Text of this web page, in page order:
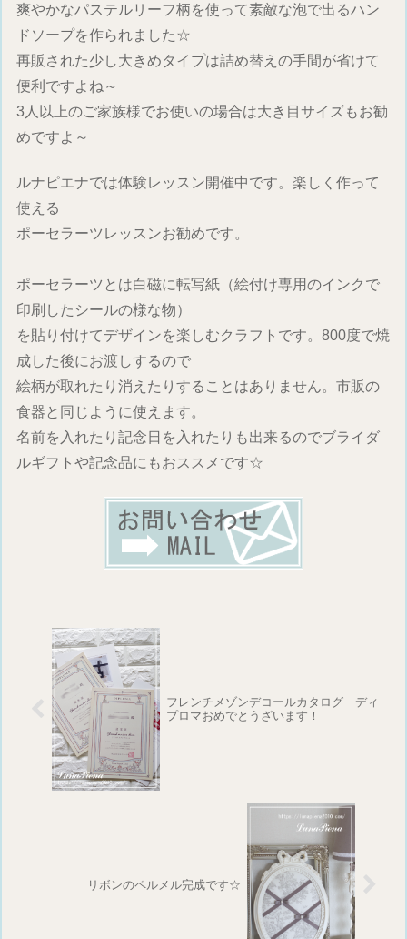
爽やかなパステルリーフ柄を使って素敵な泡で出るハン
ドソープを作られました☆
再販された少し大きめタイプは詰め替えの手間が省けて
便利ですよね～
3人以上のご家族様でお使いの場合は大き目サイズもお勧
めですよ～
ルナピエナでは体験レッスン開催中です。楽しく作って
使える
ポーセラーツレッスンお勧めです。
ポーセラーツとは白磁に転写紙（絵付け専用のインクで
印刷したシールの様な物）
を貼り付けてデザインを楽しむクラフトです。800度で焼
成した後にお渡しするので
絵柄が取れたり消えたりすることはありません。市販の
食器と同じように使えます。
名前を入れたり記念日を入れたりも出来るのでブライダ
ルギフトや記念品にもおススメです☆
フレンチメゾンデコールカタログ ディ
プロマおめでとうざいます！
リボンのペルメル完成です☆